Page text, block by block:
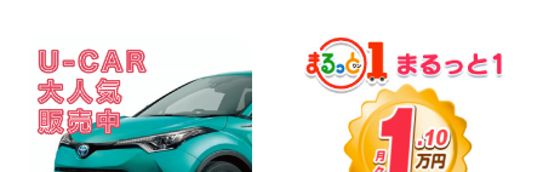
100円レンタカー 杉戸
2026年08月06日
今週末空きあります◎ カーシェア 墨田文
花店 東京都 墨田文花店
100円レンタカー 墨田文花
2026年08月06日